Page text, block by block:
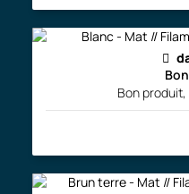
Bon